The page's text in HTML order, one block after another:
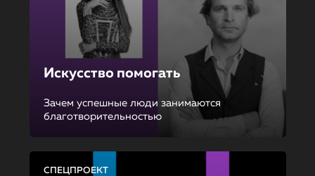
Искусство помогать
Зачем успешные люди занимаются
благотворительностью
СПЕЦПРОЕКТ